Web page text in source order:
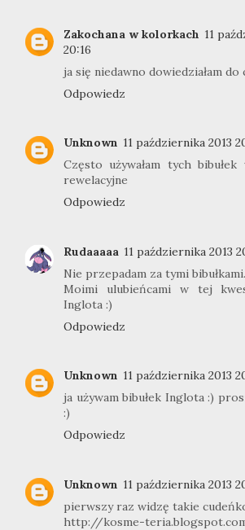
Zakochana w kolorkach 11
20:16
ja się niedawno dowiedziałam do
Odpowiedz
Unknown 11 października 2013
Często używałam tych
rewelacyjne
Odpowiedz
Rudaaaaa 11 października 2013
Nie przepadam za tymi bibułkami.
Moimi ulubieńcami w tej
Inglota :)
Odpowiedz
Unknown 11 października 2013
ja używam bibułek Inglota :)
:)
Odpowiedz
Unknown 11 października 2013
pierwszy raz widzę takie
http://kosme-